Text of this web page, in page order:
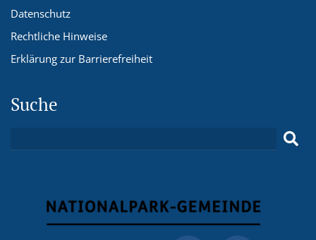
Datenschutz
Rechtliche Hinweise
Erklärung zur Barrierefreiheit
Suche